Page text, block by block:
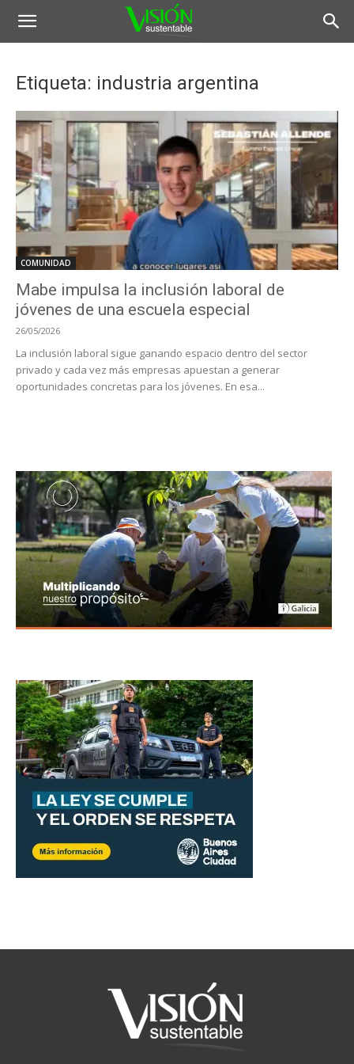
Etiqueta: industria argentina
COMUNIDAD
Mabe impulsa la inclusión laboral de
jóvenes de una escuela especial
26/05/2026
La inclusión laboral sigue ganando espacio dentro del sector
privado y cada vez más empresas apuestan a generar
oportunidades concretas para los jóvenes. En esa...